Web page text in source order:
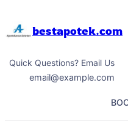
bestapotek.com
Quick Questions? Email Us
email@example.com